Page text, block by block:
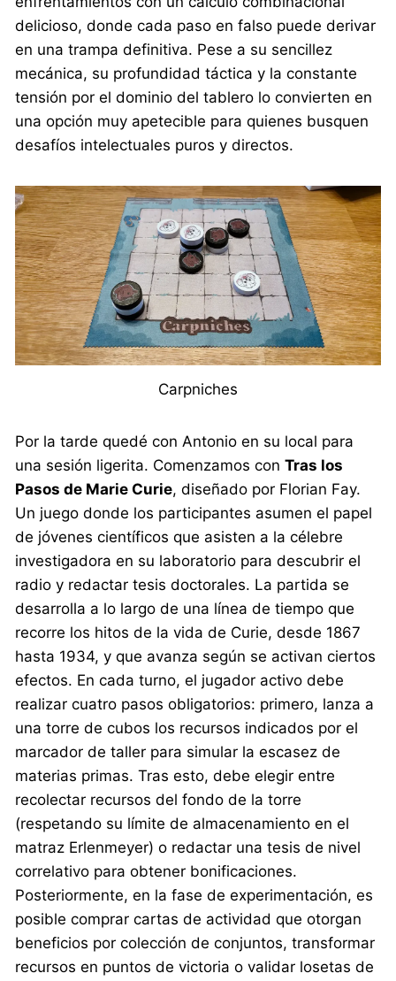
delicioso, donde cada paso en falso puede derivar
en una trampa definitiva. Pese a su sencillez
mecánica, su profundidad táctica y la constante
tensión por el dominio del tablero lo convierten en
una opción muy apetecible para quienes busquen
desafíos intelectuales puros y directos.
Carpniches
Por la tarde quedé con Antonio en su local para
una sesión ligerita. Comenzamos conTras los
Pasos de Marie Curie, diseñado por Florian Fay.
Un juego donde los participantes asumen el papel
de jóvenes científicos que asisten a la célebre
investigadora en su laboratorio para descubrir el
radio y redactar tesis doctorales. La partida se
desarrolla a lo largo de una línea de tiempo que
recorre los hitos de la vida de Curie, desde 1867
hasta 1934, y que avanza según se activan ciertos
efectos. En cada turno, el jugador activo debe
realizar cuatro pasos obligatorios: primero, lanza a
una torre de cubos los recursos indicados por el
marcador de taller para simular la escasez de
materias primas. Tras esto, debe elegir entre
recolectar recursos del fondo de la torre
(respetando su límite de almacenamiento en el
matraz Erlenmeyer) o redactar una tesis de nivel
correlativo para obtener bonificaciones.
Posteriormente, en la fase de experimentación, es
posible comprar cartas de actividad que otorgan
beneficios por colección de conjuntos, transformar
recursos en puntos de victoria o validar losetas de